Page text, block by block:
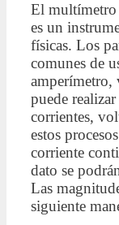
El multímetro
es un
físicas. Los
comunes de
amperímetro,
puede
corrientes,
estos
corriente
dato se
Las
siguiente